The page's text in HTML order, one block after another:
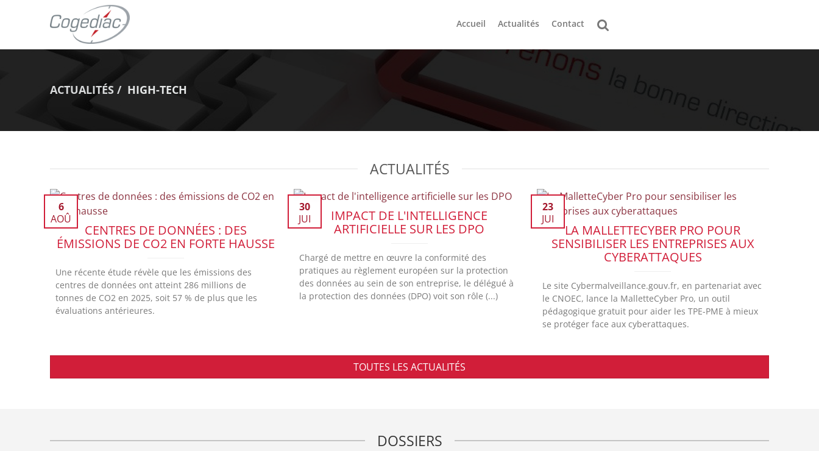
Accueil Actualités Contact
ACTUALITÉS HIGH-TECH
ACTUALITÉS
CENTRES DE DONNÉES : DES
ÉMISSIONS DE CO2 EN FORTE HAUSSE
6
AOÛ
Une récente étude révèle que les émissions des
centres de données ont atteint 286 millions de
tonnes de CO2 en 2025, soit 57 % de plus que les
évaluations antérieures.
IMPACT DE L'INTELLIGENCE
ARTIFICIELLE SUR LES DPO
30
JUI
Chargé de mettre en œuvre la conformité des
pratiques au règlement européen sur la protection
des données au sein de son entreprise, le délégué à
la protection des données (DPO) voit son rôle (...)
LA MALLETTECYBER PRO POUR
SENSIBILISER LES ENTREPRISES AUX
CYBERATTAQUES
23
JUI
Le site Cybermalveillance.gouv.fr, en partenariat avec
le CNOEC, lance la MalletteCyber Pro, un outil
pédagogique gratuit pour aider les TPE-PME à mieux
se protéger face aux cyberattaques.
TOUTES LES ACTUALITÉS
DOSSIERS